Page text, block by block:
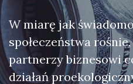
W miarę jak
społeczeństwa
partnerzy biznesowi
działań